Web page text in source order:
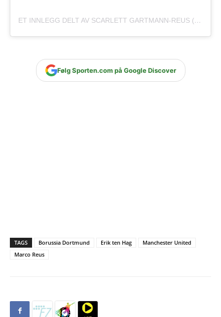
ET INNLEGG DELT AV SCARLETT GARTMANN-REUS (@SCARLETTGARTMANN)
Følg Sporten.com på Google Discover
TAGS Borussia Dortmund Erik ten Hag
Manchester United
Marco Reus